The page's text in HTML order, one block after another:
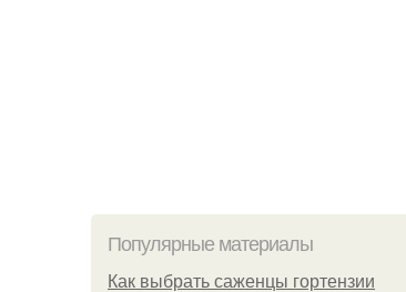
Популярные материалы
Как выбрать саженцы гортензии